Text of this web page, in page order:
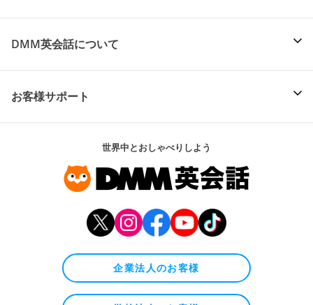
DMM英会話について
お客様サポート
世界中とおしゃべりしよう
企業法人のお客様